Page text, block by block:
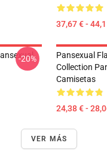
37,67 € -
-20%
Pansexual
Collection
Camisetas
24,38 € -
VER MÁS